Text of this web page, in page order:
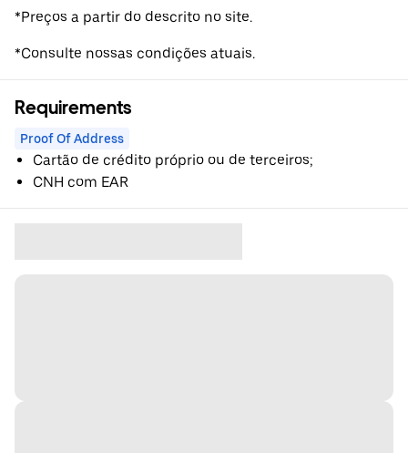
*Preços a partir do descrito no site.
*Consulte nossas condições atuais.
Requirements
Proof Of Address
Cartão de crédito próprio ou de terceiros;
CNH com EAR